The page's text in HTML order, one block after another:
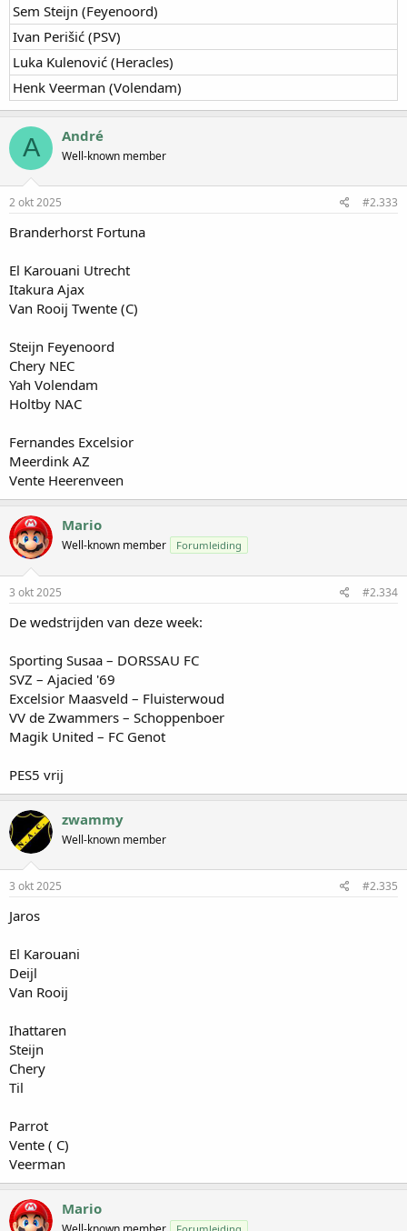
Sem Steijn (Feyenoord)​
Ivan Perišić (PSV)​
Luka Kulenović (Heracles)​
Henk Veerman (Volendam)​
A André
Well-known member
2 okt 2025 #2.333
Branderhorst Fortuna
El Karouani Utrecht
Itakura Ajax
Van Rooij Twente (C)
Steijn Feyenoord
Chery NEC
Yah Volendam
Holtby NAC
Fernandes Excelsior
Meerdink AZ
Vente Heerenveen
Mario
Well-known member Forumleiding
3 okt 2025 #2.334
De wedstrijden van deze week:
Sporting Susaa – DORSSAU FC
SVZ – Ajacied '69
Excelsior Maasveld – Fluisterwoud
VV de Zwammers – Schoppenboer
Magik United – FC Genot
PES5 vrij
zwammy
Well-known member
3 okt 2025 #2.335
Jaros
El Karouani
Deijl
Van Rooij
Ihattaren
Steijn
Chery
Til
Parrot
Vente ( C)
Veerman
Mario